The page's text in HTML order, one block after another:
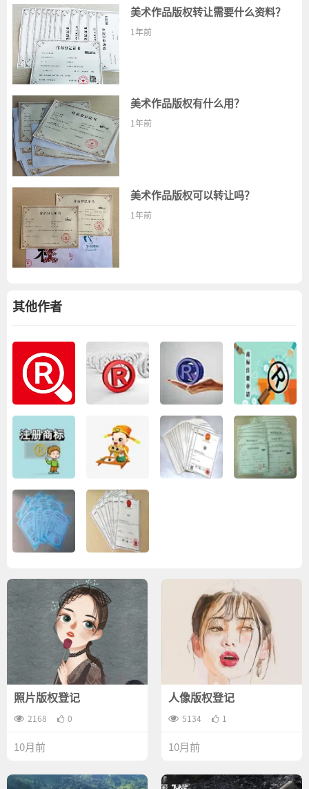
美术作品版权转让需要什么资料？
1年前
美术作品版权有什么用？
1年前
美术作品版权可以转让吗？
1年前
其他作者
照片版权登记
2168 0
10月前
人像版权登记
5134 1
10月前